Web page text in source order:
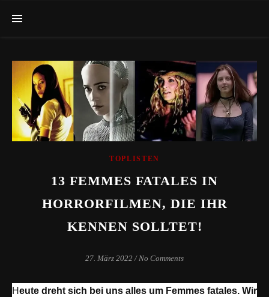
TOPLISTEN
13 FEMMES FATALES IN
HORRORFILMEN, DIE IHR
KENNEN SOLLTET!
27. März 2022 / No Comments
Heute dreht sich bei uns alles um Femmes fatales. Wir